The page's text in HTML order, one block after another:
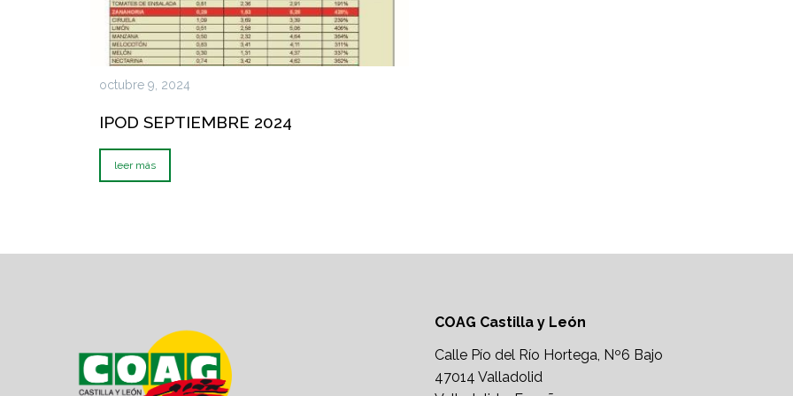
octubre 9, 2024
IPOD SEPTIEMBRE 2024
leer más
COAG Castilla y León
Calle Pío del Río Hortega, Nº6 Bajo
47014 Valladolid